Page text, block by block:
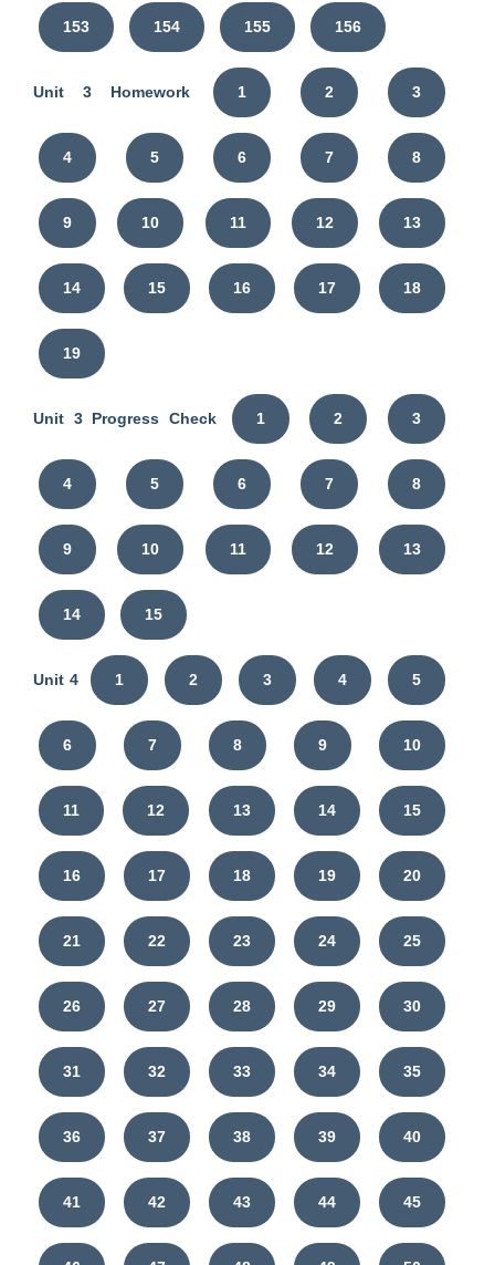
153 154 155 156
Unit 3 Homework 1 2 3
4 5 6 7 8
9 10 11 12 13
14 15 16 17 18
19
Unit 3 Progress Check 1 2 3
4 5 6 7 8
9 10 11 12 13
14 15
Unit 4 1 2 3 4 5
6 7 8 9 10
11 12 13 14 15
16 17 18 19 20
21 22 23 24 25
26 27 28 29 30
31 32 33 34 35
36 37 38 39 40
41 42 43 44 45